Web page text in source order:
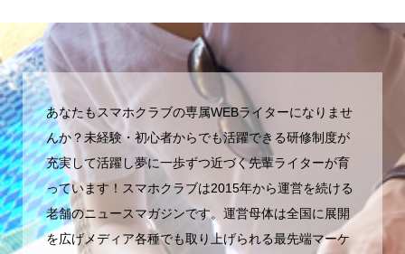
あなたもスマホクラブの専属WEBライターになりませ
んか？未経験・初心者からでも活躍できる研修制度が
充実して活躍し夢に一歩ずつ近づく先輩ライターが育
っています！スマホクラブは2015年から運営を続ける
老舗のニュースマガジンです。運営母体は全国に展開
を広げメディア各種でも取り上げられる最先端マーケ